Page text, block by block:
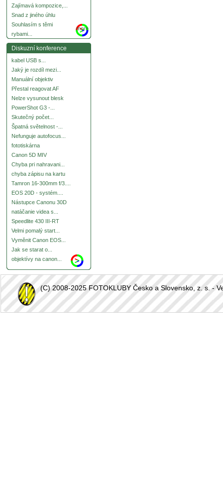
Zajímavá kompozice,...
Snad z jiného úhlu
Souhlasím s těmi
rybami...
more
Diskuzní konference
kabel USB s...
Jaký je rozdíl mezi...
Manuální objektiv
Přestal reagovat AF
Nelze vysunout blesk
PowerShot G3 -...
Skutečný počet...
Špatná světelnost -...
Nefunguje autofocus...
fototiskárna
Canon 5D MIV
Chyba pri nahravani...
chyba zápisu na kartu
Tamron 16-300mm f/3....
EOS 20D - systém....
Nástupce Canonu 30D
natáčanie videa s...
Speedlite 430 III-RT
Velmi pomalý start...
Vyměnit Canon EOS...
Jak se starat o...
objektívy na canon...
(C) 2008-2025 FOTOKLUBY Česko a Slovensko, z. s. -